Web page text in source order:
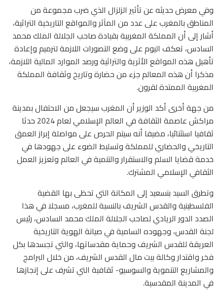
وفي معرض حديثه عن تأثير الزلزال الذي ضرب مجموعة من
المناطق بالمغرب على عدد من المآثر والمواقع التاريخية التراثية،
أشار إلى أن المملكة المغربية بقيادة صاحب الجلالة الملك محمد
السادس، تعكف اليوم على وضع التصورات اللازمة لترميم وإعادة
تأهيل هذه المواقع الأثرية والتراثية ورصد الموارد المالية اللازمة،
مذكرا أن هذه المعالم جزء من حضارة وتاريخ وثقافة المملكة
المغربية الممتدة لقرون.
من جهة أخرى أكد الوزير أن المغرب سيجعل من الاحتفال بمدينة
مراكش عاصمة الثقافة في العالم الإسلامي لعام 2024 حدثا
ثقافيا استثنائيا، مضيفا أنه سيتم الحرص على مواصلة إبراز العمق
التاريخي والحضاري للمملكة وتسليط الضوء على جهودها في
خدمة قضايا السلم والاستقرار والتنمية في العالم وتعزيز العمل
الثقافي الإسلامي المشترك.
وتطرق السيد بنسعيد إلى المكانة التي تحظى بها القضية
الفلسطينية والقدس الشريف بالنسبة للمغرب، مسجلا في هذا
الصدد الدور الريادي لصاحب الجلالة الملك محمد السادس، رئيس
لجنة القدس، وجهوده السامية في صيانة الهوية التاريخية
العريقة للقدس الشريف وحماية مقدساتها، والتي تجسدها بكل
فخر واقتدار وكالة بيت مال القدس الشريف، من خلال البرامج
والمشاريع التنموية والسوسيو- ثقافية التي تشرف على إنجازها
في المدينة المقدسية.